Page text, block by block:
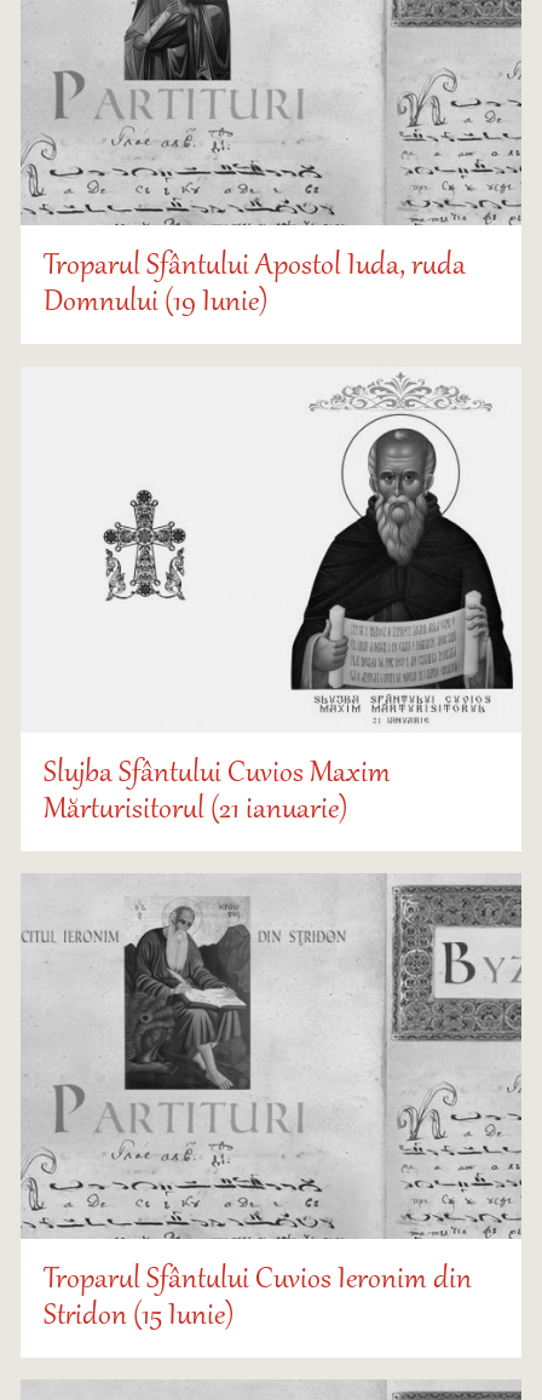
Troparul Sfântului Apostol Iuda, ruda
Domnului (19 Iunie)
Slujba Sfântului Cuvios Maxim
Mărturisitorul (21 ianuarie)
Troparul Sfântului Cuvios Ieronim din
Stridon (15 Iunie)